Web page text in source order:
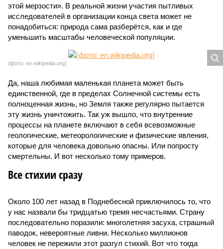
этой мерзости». В реальной жизни участия пытливых
исследователей в организации конца света может не
понадобиться: природа сама разберётся, как и где
уменьшить масштабы человеческой популяции.
(фото: en.wikipedia.org)
Да, наша любимая маленькая планета может быть
единственной, где в пределах Солнечной системы есть
полноценная жизнь, но Земля также регулярно пытается
эту жизнь уничтожить. Так уж вышло, что внутренние
процессы на планете включают в себя всевозможные
геологические, метеорологические и физические явления,
которые для человека довольно опасны. Или попросту
смертельны. И вот несколько тому примеров.
Все стихии сразу
Около 100 лет назад в Поднебесной приключилось то, что
у нас назвали бы тридцатью тремя несчастьями. Страну
последовательно поразили: многолетняя засуха, страшный
паводок, невероятные ливни. Несколько миллионов
человек не пережили этот разгул стихий. Вот что тогда